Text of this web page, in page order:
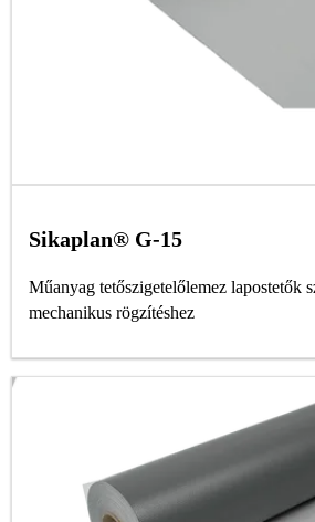
Sikaplan® G-15
Műanyag tetőszigetelőlemez lapostetők
mechanikus rögzítéshez